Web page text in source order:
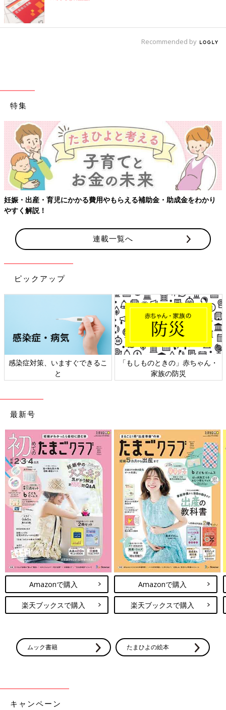
Recommended by
特集
かかる費用やもらえる補助金・助成金をわかり
【ワクチン接種
連載一覧へ
ピックアップ
ますぐできるこ
「もしものときの」赤ちゃん・
日本外来小
最新号
Amazonで購入
楽天ブックスで購入
Amazonで購入
楽天ブックスで購入
ムック書籍 たまひよの絵本
キャンペーン